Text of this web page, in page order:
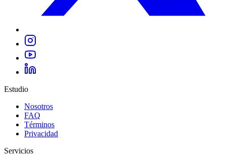
Estudio
Nosotros
FAQ
Términos
Privacidad
Servicios